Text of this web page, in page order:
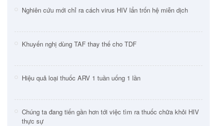
Nghiên cứu mới chỉ ra cách virus HIV lẩn trốn hệ miễn dịch
Khuyến nghị dùng TAF thay thế cho TDF
Hiệu quả loại thuốc ARV 1 tuần uống 1 lần
Chúng ta đang tiến gần hơn tới việc tìm ra thuốc chữa khỏi HIV
thực sự